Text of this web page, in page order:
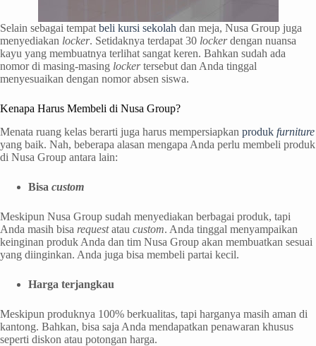
Selain sebagai tempat beli kursi sekolah dan meja, Nusa Group juga
menyediakan locker. Setidaknya terdapat 30 lockerdengan nuansa
kayu yang membuatnya terlihat sangat keren. Bahkan sudah ada
nomor di masing-masing lockertersebut dan Anda tinggal
menyesuaikan dengan nomor absen siswa.
Kenapa Harus Membeli di Nusa Group?
Menata ruang kelas berarti juga harus mempersiapkan produk furniture
yang baik. Nah, beberapa alasan mengapa Anda perlu membeli produk
di Nusa Group antara lain:
Bisa custom
Meskipun Nusa Group sudah menyediakan berbagai produk, tapi
Anda masih bisa requestatau custom. Anda tinggal menyampaikan
keinginan produk Anda dan tim Nusa Group akan membuatkan sesuai
yang diinginkan. Anda juga bisa membeli partai kecil.
Harga terjangkau
Meskipun produknya 100% berkualitas, tapi harganya masih aman di
kantong. Bahkan, bisa saja Anda mendapatkan penawaran khusus
seperti diskon atau potongan harga.